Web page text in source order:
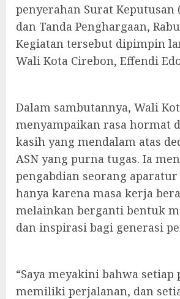
penyerahan Surat Keputusan
dan Tanda Penghargaan,
Kegiatan tersebut dipimpin
Wali Kota Cirebon, Effendi
Dalam sambutannya, Wali
menyampaikan rasa hormat
kasih yang mendalam atas
ASN yang purna tugas. Ia
pengabdian seorang
hanya karena masa kerja
melainkan berganti bentuk
dan inspirasi bagi generasi
“Saya meyakini bahwa setiap
memiliki perjalanan, dan